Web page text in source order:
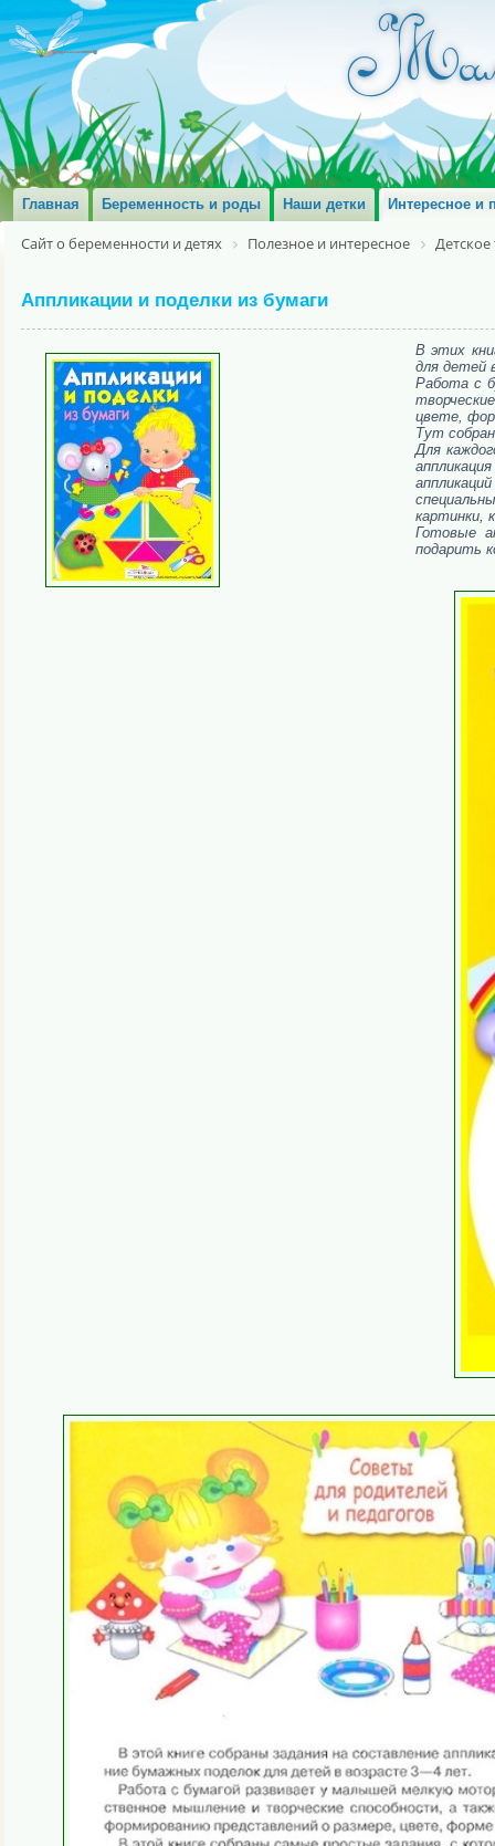
Главная Беременность и роды Наши детки Интересное и
Сайт о беременности и детях Полезное и интересное Детское
Аппликации и поделки из бумаги
В этих
для детей
Работа с
цвете,
Тут
Для
картинки,
Готовые
подарить